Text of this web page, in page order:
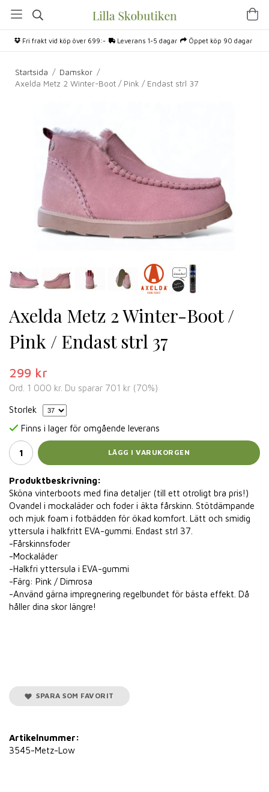
Fri frakt vid köp över 699:- Leverans 1-5 dagar Öppet köp 90 dagar
Startsida / Damskor /
Axelda Metz 2 Winter-Boot / Pink / Endast strl 37
Axelda Metz 2 Winter-Boot /
Pink / Endast strl 37
299 kr
Ord. 1 000 kr. Du sparar 701 kr (70%)
Storlek
Finns i lager för omgående leverans
LÄGG I VARUKORGEN
Produktbeskrivning:
Sköna vinterboots med fina detaljer (till ett otroligt bra pris!)
Ovandel i mockaläder och foder i äkta fårskinn. Stötdämpande
och mjuk foam i fotbädden för ökad komfort. Lätt och smidig
yttersula i halkfritt EVA-gummi. Endast strl 37.
-Fårskinnsfoder
-Mockaläder
-Halkfri yttersula i EVA-gummi
-Färg: Pink / Dimrosa
-Använd gärna impregnering regelbundet för bästa effekt. Då
håller dina skor längre!
SPARA SOM FAVORIT
Artikelnummer:
3545-Metz-Low